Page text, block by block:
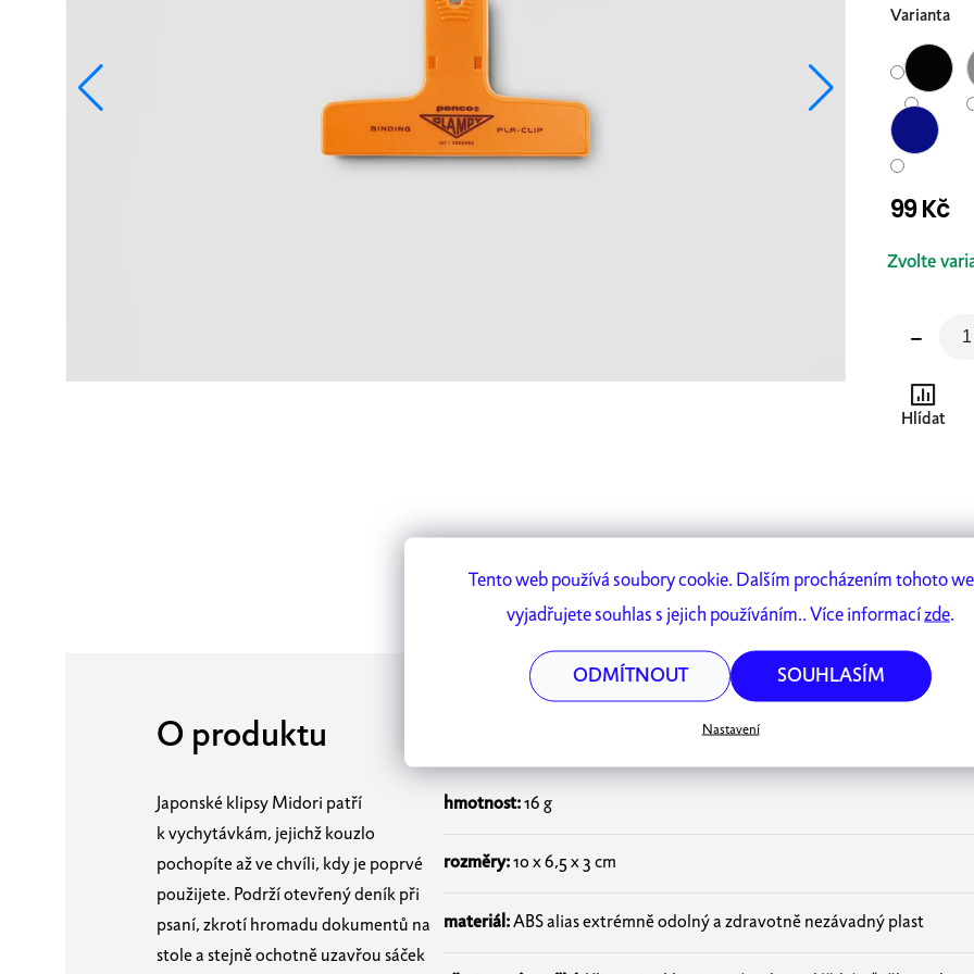
Tento web používá soubory cookie. Dalším procházením tohoto
vyjadřujete souhlas s jejich používáním.. Více informacízde.
Nastavení
ODMÍTNOUT SOUHLASÍM
Varianta
99 Kč
Měrná
Zvolte
Hlídat
O produktu
Japonské klipsy Midori patří
k vychytávkám, jejichž kouzlo
pochopíte až ve chvíli, kdy je poprvé
použijete. Podrží otevřený deník při
psaní, zkrotí hromadu dokumentů na
stole a stejně ochotně uzavřou sáček
hmotnost:16 g
rozměry:10 x 6,5 x 3 cm
materiál:ABS alias extrémně odolný a zdravotně nezávadný plast